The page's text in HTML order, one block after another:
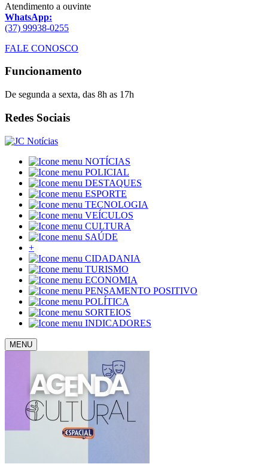
Atendimento a ouvinte
WhatsApp:
(37) 99938-0255
FALE CONOSCO
Funcionamento
De segunda a sexta, das 8h as 17h
Redes Sociais
NOTÍCIAS
POLICIAL
DESTAQUES
ESPORTE
TECNOLOGIA
VEÍCULOS
CULTURA
SAÚDE
+
CIDADANIA
TURISMO
ECONOMIA
PENSAMENTO POSITIVO
POLÍTICA
SORTEIOS
INDICADORES
MENU